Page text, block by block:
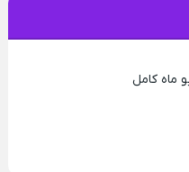
ماه کامل